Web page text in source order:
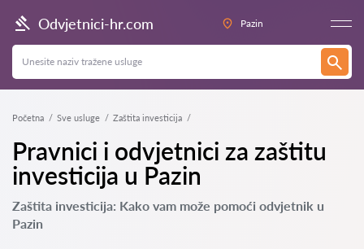
Odvjetnici-hr.com Pazin
Početna Sve usluge Zaštita investicija
Pravnici i odvjetnici za zaštitu
investicija u Pazin
Zaštita investicija: Kako vam može pomoći odvjetnik u
Pazin